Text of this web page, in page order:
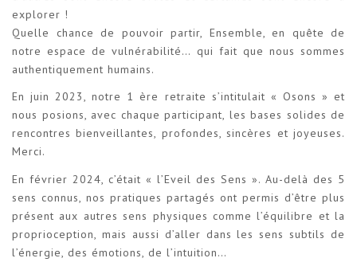
explorer !
Quelle chance de pouvoir partir, Ensemble, en quête de
notre espace de vulnérabilité… qui fait que nous sommes
authentiquement humains.
En juin 2023, notre 1 ère retraite s’intitulait « Osons » et
nous posions, avec chaque participant, les bases solides de
rencontres bienveillantes, profondes, sincères et joyeuses.
Merci.
En février 2024, c’était « l’Eveil des Sens ». Au-delà des 5
sens connus, nos pratiques partagés ont permis d’être plus
présent aux autres sens physiques comme l’équilibre et la
proprioception, mais aussi d’aller dans les sens subtils de
l’énergie, des émotions, de l’intuition…